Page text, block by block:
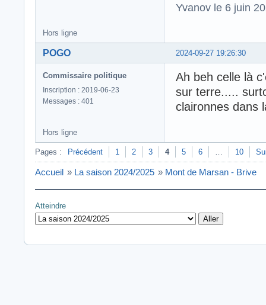
Yvanov le 6 juin
Hors ligne
2024-09-27 19:26:30
POGO
Commissaire politique
Inscription : 2019-06-23
Messages : 401
Ah beh celle là
sur terre.....
claironnes dans
Hors ligne
Pages : Précédent 1 2 3 4 5 6 10
Accueil » La saison 2024/2025 » Mont de Marsan - Brive
Atteindre